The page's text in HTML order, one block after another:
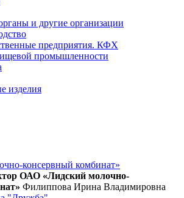
и другие организации
предприятия. КФХ
промышленности
изделия
консервный комбинат»
ОАО «Лидский молочно-
Филиппова Ирина Владимировна